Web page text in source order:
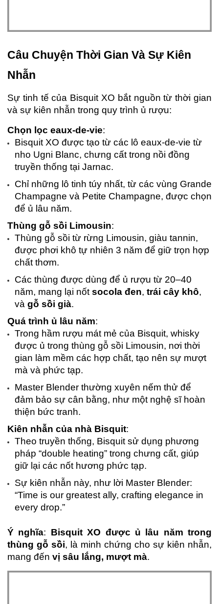
Câu Chuyện Thời Gian Và Sự Kiên
Nhẫn
Sự tinh tế của Bisquit XO bắt nguồn từ thời gian
và sự kiên nhẫn trong quy trình ủ rượu:
Chọn lọc eaux-de-vie:
Bisquit XO được tạo từ các lô eaux-de-vie từ
nho Ugni Blanc, chưng cất trong nồi đồng
truyền thống tại Jarnac.
Chỉ những lô tinh túy nhất, từ các vùng Grande
Champagne và Petite Champagne, được chọn
để ủ lâu năm.
Thùng gỗ sồi Limousin:
Thùng gỗ sồi từ rừng Limousin, giàu tannin,
được phơi khô tự nhiên 3 năm để giữ trọn hợp
chất thơm.
Các thùng được dùng để ủ rượu từ 20–40
năm, mang lại nốt socola đen, trái cây khô,
và gỗ sồi già.
Quá trình ủ lâu năm:
Trong hầm rượu mát mẻ của Bisquit, whisky
được ủ trong thùng gỗ sồi Limousin, nơi thời
gian làm mềm các hợp chất, tạo nên sự mượt
mà và phức tạp.
Master Blender thường xuyên nếm thử để
đảm bảo sự cân bằng, như một nghệ sĩ hoàn
thiện bức tranh.
Kiên nhẫn của nhà Bisquit:
Theo truyền thống, Bisquit sử dụng phương
pháp “double heating” trong chưng cất, giúp
giữ lại các nốt hương phức tạp.
Sự kiên nhẫn này, như lời Master Blender:
“Time is our greatest ally, crafting elegance in
every drop.”
Ý nghĩa: Bisquit XO được ủ lâu năm trong
thùng gỗ sồi, là minh chứng cho sự kiên nhẫn,
mang đến vị sâu lắng, mượt mà.